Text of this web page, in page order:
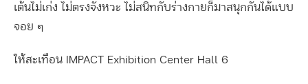
เต้นไม่เก่ง ไม่ตรงจังหวะ ไม่สนิทกับร่างกายก็มาสนุกกันได้แบบ
จอย ๆ
ให้สะเทือน IMPACT Exhibition Center Hall 6